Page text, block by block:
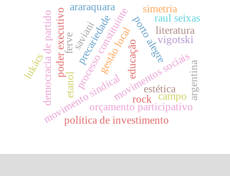
precariedade
movimentos sociais
movimento sindical
ferveprocesso constituinte
poder executivo
orçamento participativo
política de investimento
gestão localporto alegre
araraquara
argentina
democracia de partido literatura
educação
estética
lukács
vigotski
saviani
raul seixas
rock
etanol
simetria
campo